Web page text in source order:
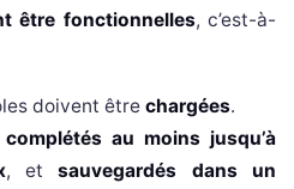
être fonctionnelles, c’est-à-
doivent être chargées.
complétés au moins jusqu’à
, etsauvegardés dans un